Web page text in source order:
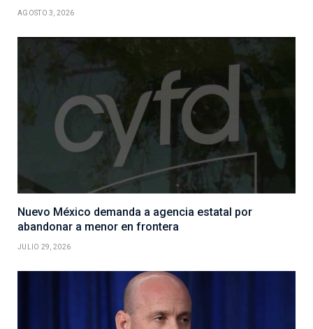
AGOSTO 3, 2026
Nuevo México demanda a agencia estatal por
abandonar a menor en frontera
JULIO 29, 2026